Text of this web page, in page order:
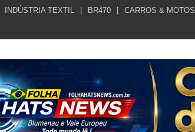
INDÚSTRIA TEXTIL BR470 CARROS & MOTOS